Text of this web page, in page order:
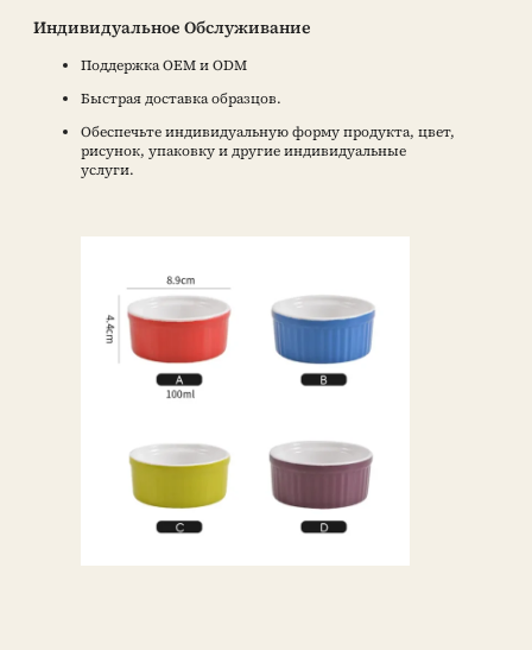
Индивидуальное Обслуживание
Поддержка OEM и ODM
Быстрая доставка образцов.
Обеспечьте индивидуальную форму продукта, цвет,
рисунок, упаковку и другие индивидуальные
услуги.